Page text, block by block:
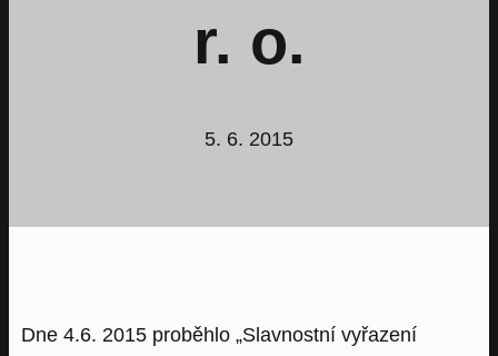
r. o.
5. 6. 2015
Dne 4.6. 2015 proběhlo „Slavnostní vyřazení